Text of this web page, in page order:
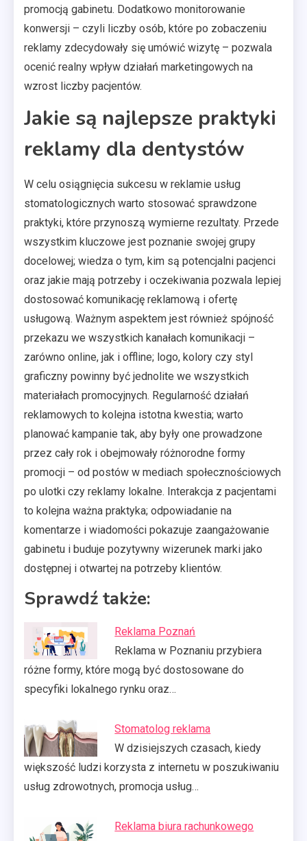
promocją gabinetu. Dodatkowo monitorowanie
konwersji – czyli liczby osób, które po zobaczeniu
reklamy zdecydowały się umówić wizytę – pozwala
ocenić realny wpływ działań marketingowych na
wzrost liczby pacjentów.
Jakie są najlepsze praktyki
reklamy dla dentystów
W celu osiągnięcia sukcesu w reklamie usług
stomatologicznych warto stosować sprawdzone
praktyki, które przynoszą wymierne rezultaty. Przede
wszystkim kluczowe jest poznanie swojej grupy
docelowej; wiedza o tym, kim są potencjalni pacjenci
oraz jakie mają potrzeby i oczekiwania pozwala lepiej
dostosować komunikację reklamową i ofertę
usługową. Ważnym aspektem jest również spójność
przekazu we wszystkich kanałach komunikacji –
zarówno online, jak i offline; logo, kolory czy styl
graficzny powinny być jednolite we wszystkich
materiałach promocyjnych. Regularność działań
reklamowych to kolejna istotna kwestia; warto
planować kampanie tak, aby były one prowadzone
przez cały rok i obejmowały różnorodne formy
promocji – od postów w mediach społecznościowych
po ulotki czy reklamy lokalne. Interakcja z pacjentami
to kolejna ważna praktyka; odpowiadanie na
komentarze i wiadomości pokazuje zaangażowanie
gabinetu i buduje pozytywny wizerunek marki jako
dostępnej i otwartej na potrzeby klientów.
Sprawdź także:
Reklama Poznań
Reklama w Poznaniu przybiera
różne formy, które mogą być dostosowane do
specyfiki lokalnego rynku oraz…
Stomatolog reklama
W dzisiejszych czasach, kiedy
większość ludzi korzysta z internetu w poszukiwaniu
usług zdrowotnych, promocja usług…
Reklama biura rachunkowego